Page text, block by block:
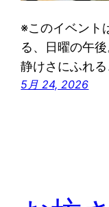
※このイベント
る、日曜の午
静けさにふれ
5月 24, 2026